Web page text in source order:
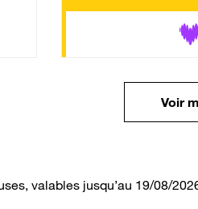
Voir
valables jusqu’au 19/08/